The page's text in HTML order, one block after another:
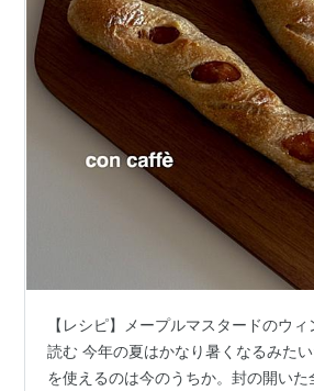
部分は変わっていない。
採取時期：3月初旬〜4月初旬
冬眠状態のカエデは春の訪れと共
ぷんを根によって吸い上げた水と
して糖に変えていく。
この樹液をサップといい、無色、
は水、残りの大半が蔗糖で構成され
採取法：古来からの方法は採る人が
い-20℃の気温の中、スノーシュー
る。幹に来ると1本に対して3つドリ
5cmの穴を穿ち金属かプラスティッ
【レシピ】メープルマスタードのウ
読む 今年の夏はかなり暑くなるみた
を使えるのは今のうちか。封の開いた